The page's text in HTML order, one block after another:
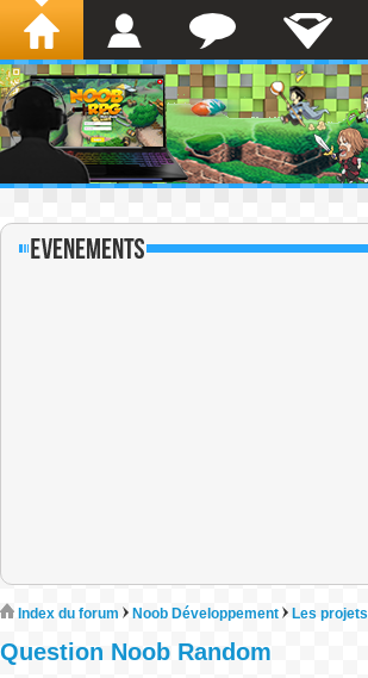
Index du forum Noob Développement Les projets
Question Noob Random